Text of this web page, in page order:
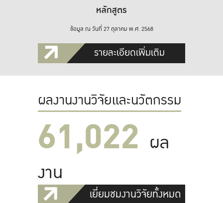
หลักสูตร
ข้อมูล ณ วันที่ 27 ตุลาคม พ.ศ. 2568
รายละเอียดเพิ่มเติม
ผลงานงานวิจัยและนวัตกรรม
61,022 ผล
งาน
เยี่ยมชมงานวิจัยทั้งหมด